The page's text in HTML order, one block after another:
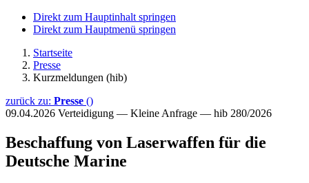
Direkt zum Hauptinhalt springen
Direkt zum Hauptmenü springen
Startseite
Presse
Kurzmeldungen (hib)
zurück zu: Presse ()
09.04.2026 Verteidigung — Kleine Anfrage — hib 280/2026
Beschaffung von Laserwaffen für die
Deutsche Marine